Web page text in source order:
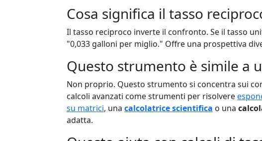
Cosa significa il tasso
Il tasso reciproco inverte il confronto. Se il tasso
"0,033 galloni per miglio." Offre una prospettiva
Questo strumento è simile a
Non proprio. Questo strumento si concentra sui
calcoli avanzati come strumenti per risolvere
su matrici, una calcolatrice scientifica o una
adatta.